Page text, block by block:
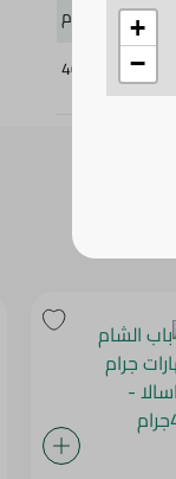
200 جرام
406239
+
−